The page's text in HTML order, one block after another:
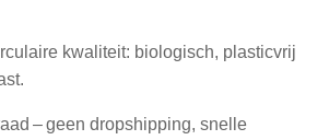
kwaliteit: biologisch, plasticvrij
– geen dropshipping, snelle